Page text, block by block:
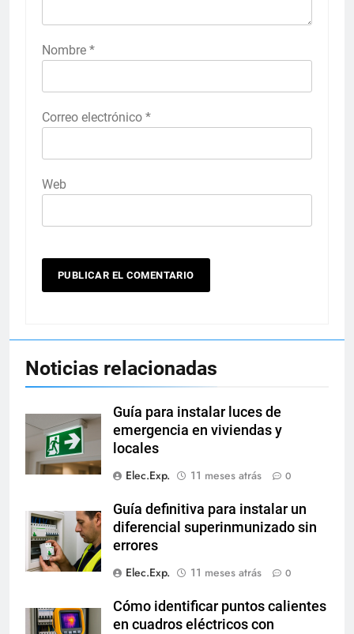
Nombre *
Correo electrónico *
Web
Noticias relacionadas
Guía para instalar luces de
emergencia en viviendas y
locales
Elec.Exp.
11 meses atrás 0
Guía definitiva para instalar un
diferencial superinmunizado sin
errores
Elec.Exp.
11 meses atrás 0
Cómo identificar puntos calientes
en cuadros eléctricos con